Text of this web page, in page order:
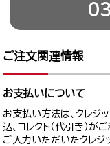
ご注文関連情報
お支払いについて
お支払い方法は、クレジ
込、コレクト（代引き）が
ご入力いただいたクレジ